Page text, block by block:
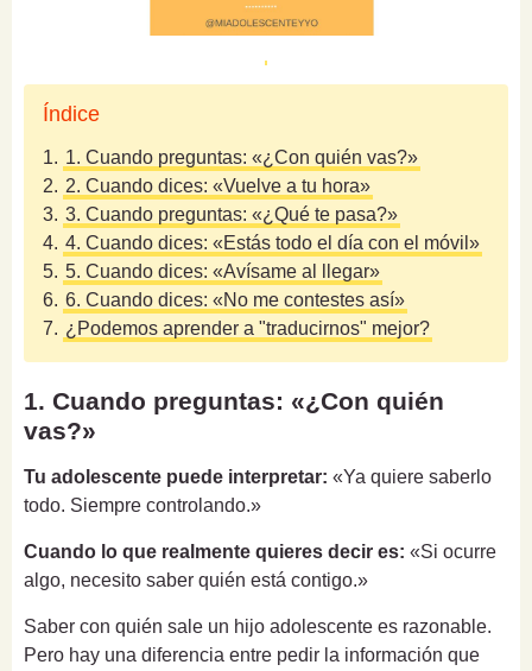
Índice
1. 1. Cuando preguntas: «¿Con quién vas?»
2. 2. Cuando dices: «Vuelve a tu hora»
3. 3. Cuando preguntas: «¿Qué te pasa?»
4. 4. Cuando dices: «Estás todo el día con el móvil»
5. 5. Cuando dices: «Avísame al llegar»
6. 6. Cuando dices: «No me contestes así»
7. ¿Podemos aprender a "traducirnos" mejor?
1. Cuando preguntas: «¿Con quién
vas?»
Tu adolescente puede interpretar: «Ya quiere saberlo
todo. Siempre controlando.»
Cuando lo que realmente quieres decir es: «Si ocurre
algo, necesito saber quién está contigo.»
Saber con quién sale un hijo adolescente es razonable.
Pero hay una diferencia entre pedir la información que